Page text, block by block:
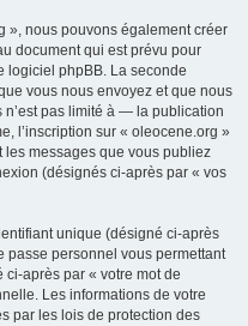
», nous pouvons également créer
document qui est prévu pour
logiciel phpBB. La seconde
vous nous envoyez et que nous
pas limité à — la publication
l’inscription sur « oleocene.org »
les messages que vous publiez
(désignés ci-après par « vos
unique (désigné ci-après
passe personnel vous permettant
après par « votre mot de
Les informations de votre
par les lois de protection des